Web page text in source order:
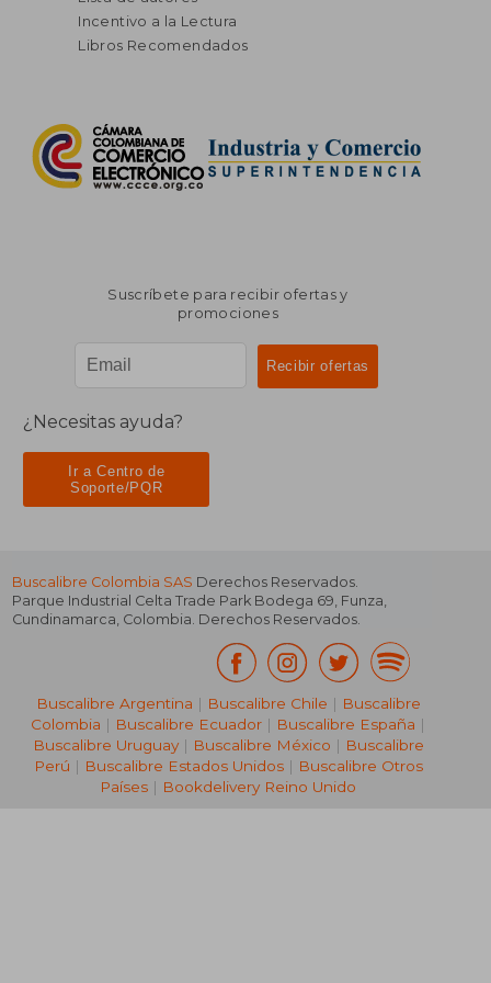
Incentivo a la Lectura
Libros Recomendados
Suscríbete para recibir ofertas y
promociones
¿Necesitas ayuda?
Ir a Centro de
Soporte/PQR
Buscalibre Colombia SAS Derechos Reservados.
Parque Industrial Celta Trade Park Bodega 69, Funza,
Cundinamarca, Colombia. Derechos Reservados.
Buscalibre Argentina | Buscalibre Chile | Buscalibre
Colombia | Buscalibre Ecuador | Buscalibre España |
Buscalibre Uruguay| Buscalibre México | Buscalibre
Perú | Buscalibre Estados Unidos| Buscalibre Otros
Países | Bookdelivery Reino Unido